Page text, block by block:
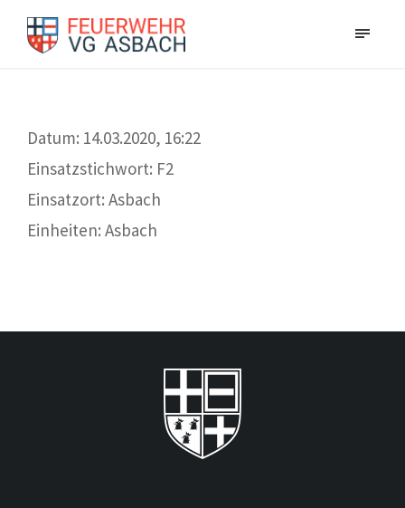
Datum: 14.03.2020, 16:22
Einsatzstichwort: F2
Einsatzort: Asbach
Einheiten: Asbach